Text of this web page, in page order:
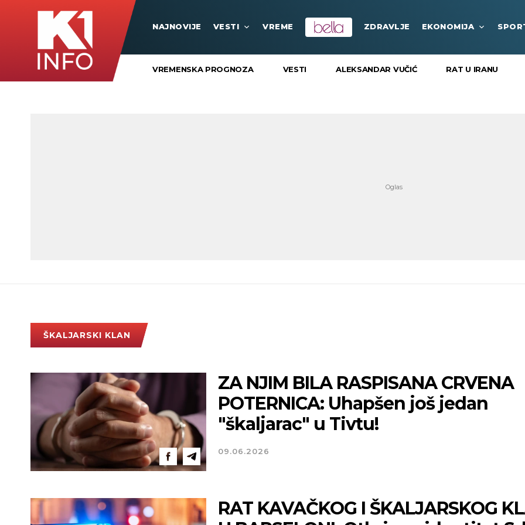
NAJNOVIJE VESTI VREME ZDRAVLJE EKONOMIJA
VREMENSKA PROGNOZA VESTI ALEKSANDAR VUČIĆ RAT U IRANU
ŠKALJARSKI KLAN
ZA NJIM BILA RASPISANA CRVENA
POTERNICA: Uhapšen još jedan
"škaljarac" u Tivtu!
09.06.2026
RAT KAVAČKOG I ŠKALJARSKOG